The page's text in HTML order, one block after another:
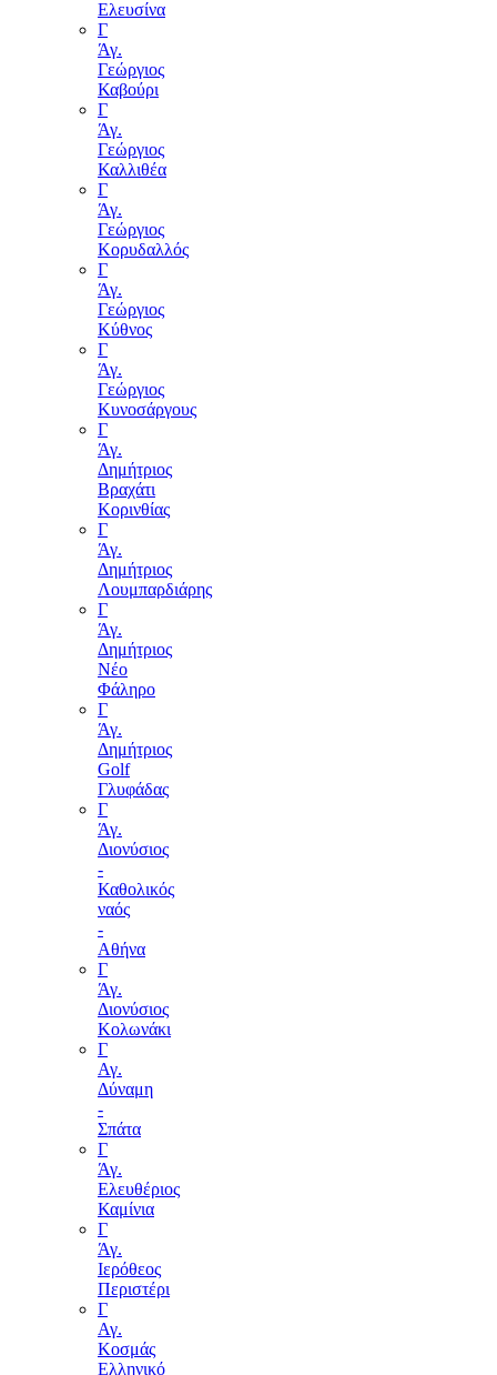
Ελευσίνα
Γ
Άγ.
Γεώργιος
Καβούρι
Γ
Άγ.
Γεώργιος
Καλλιθέα
Γ
Άγ.
Γεώργιος
Κορυδαλλός
Γ
Άγ.
Γεώργιος
Κύθνος
Γ
Άγ.
Γεώργιος
Κυνοσάργους
Γ
Άγ.
Δημήτριος
Βραχάτι
Κορινθίας
Γ
Άγ.
Δημήτριος
Λουμπαρδιάρης
Γ
Άγ.
Δημήτριος
Νέο
Φάληρο
Γ
Άγ.
Δημήτριος
Golf
Γλυφάδας
Γ
Άγ.
Διονύσιος
-
Καθολικός
ναός
-
Αθήνα
Γ
Άγ.
Διονύσιος
Κολωνάκι
Γ
Αγ.
Δύναμη
-
Σπάτα
Γ
Άγ.
Ελευθέριος
Καμίνια
Γ
Άγ.
Ιερόθεος
Περιστέρι
Γ
Αγ.
Κοσμάς
Ελληνικό